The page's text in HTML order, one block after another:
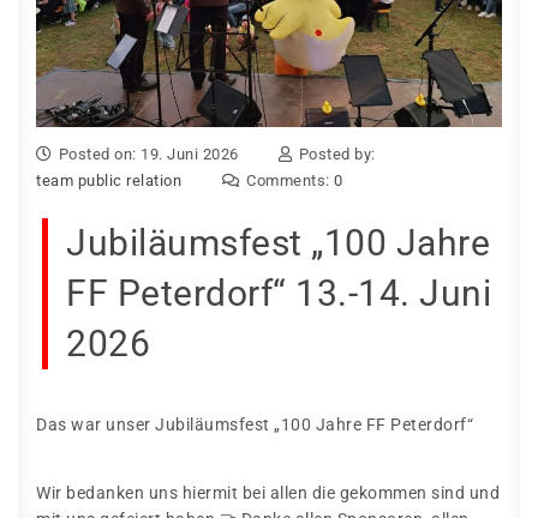
Posted on: 19. Juni 2026
Posted by:
team public relation
Comments: 0
Jubiläumsfest „100 Jahre
FF Peterdorf“ 13.-14. Juni
2026
Das war unser Jubiläumsfest „100 Jahre FF Peterdorf“
Wir bedanken uns hiermit bei allen die gekommen sind und